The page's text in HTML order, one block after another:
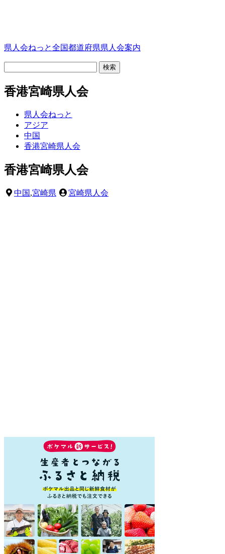
県人会ねっと全国都道府県県人会案内
香港宮崎県人会
県人会ねっと
アジア
中国
香港宮崎県人会
香港宮崎県人会
中国,宮崎県 宮崎県人会